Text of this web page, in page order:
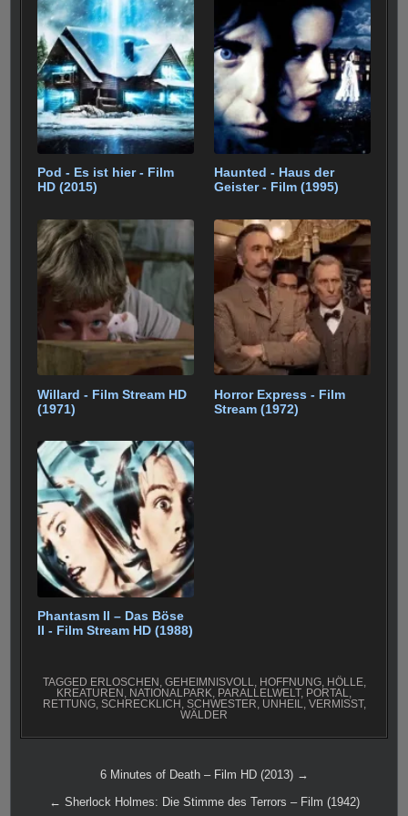
Pod - Es ist hier - Film
HD (2015)
Haunted - Haus der
Geister - Film (1995)
Willard - Film Stream HD
(1971)
Horror Express - Film
Stream (1972)
Phantasm II – Das Böse
II - Film Stream HD (1988)
TAGGED ERLOSCHEN GEHEIMNISVOLL HOFFNUNG, HÖLLE,
KREATUREN NATIONALPARK PARALLELWELT, PORTAL
RETTUNG, SCHRECKLICH SCHWESTER UNHEIL VERMISST,
WÄLDER
Beitragsnavigation
6 Minutes of Death – Film HD (2013) →
← Sherlock Holmes: Die Stimme des Terrors – Film (1942)